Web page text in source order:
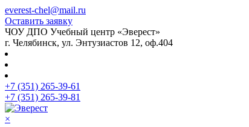
everest-chel@mail.ru
Оставить заявку
ЧОУ ДПО Учебный центр «Эверест»
г. Челябинск, ул. Энтузиастов 12, оф.404
+7 (351) 265-39-61
+7 (351) 265-39-81
×